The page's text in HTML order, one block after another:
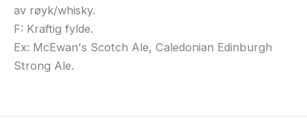
av røyk/whisky.
F: Kraftig fylde.
Ex: McEwan's Scotch Ale, Caledonian Edinburgh
Strong Ale.